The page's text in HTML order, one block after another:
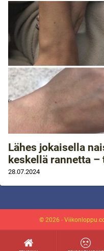
Lähes jokaisella
keskellä rannetta
28.07.2024
© 2026 -